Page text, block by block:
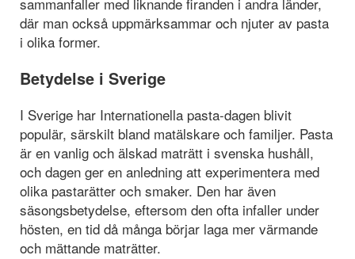
där man också uppmärksammar och njuter av pasta
i olika former.
Betydelse i Sverige
I Sverige har Internationella pasta-dagen blivit
populär, särskilt bland matälskare och familjer. Pasta
är en vanlig och älskad maträtt i svenska hushåll,
och dagen ger en anledning att experimentera med
olika pastarätter och smaker. Den har även
säsongsbetydelse, eftersom den ofta infaller under
hösten, en tid då många börjar laga mer värmande
och mättande maträtter.